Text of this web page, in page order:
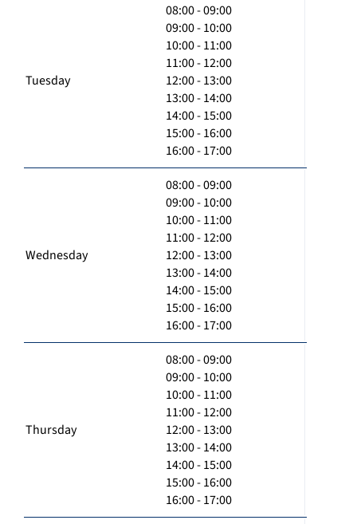
Tuesday
08:00 - 09:00
09:00 - 10:00
10:00 - 11:00
11:00 - 12:00
12:00 - 13:00
13:00 - 14:00
14:00 - 15:00
15:00 - 16:00
16:00 - 17:00
Wednesday
08:00 - 09:00
09:00 - 10:00
10:00 - 11:00
11:00 - 12:00
12:00 - 13:00
13:00 - 14:00
14:00 - 15:00
15:00 - 16:00
16:00 - 17:00
Thursday
08:00 - 09:00
09:00 - 10:00
10:00 - 11:00
11:00 - 12:00
12:00 - 13:00
13:00 - 14:00
14:00 - 15:00
15:00 - 16:00
16:00 - 17:00